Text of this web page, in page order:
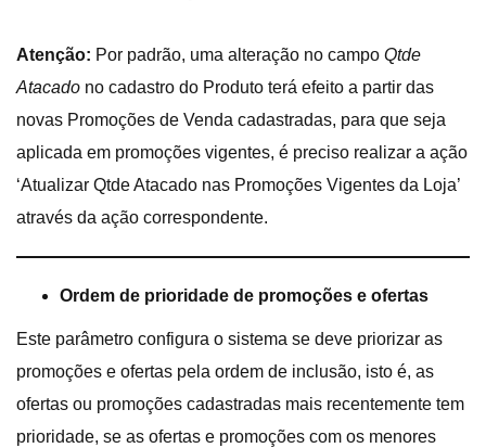
Atenção: Por padrão, uma alteração no campo Qtde
Atacado no cadastro do Produto terá efeito a partir das
novas Promoções de Venda cadastradas, para que seja
aplicada em promoções vigentes, é preciso realizar a ação
‘Atualizar Qtde Atacado nas Promoções Vigentes da Loja’
através da ação correspondente.
Ordem de prioridade de promoções e ofertas
Este parâmetro configura o sistema se deve priorizar as
promoções e ofertas pela ordem de inclusão, isto é, as
ofertas ou promoções cadastradas mais recentemente tem
prioridade, se as ofertas e promoções com os menores